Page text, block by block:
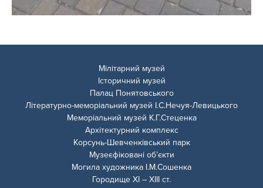
Мілітарний музей
Історичний музей
Палац Понятовського
Літературно-меморіальний музей І.С.Нечуя-Левицького
Меморіальний музей К.Г.Стеценка
Архітектурний комплекс
Корсунь-Шевченківський парк
Музеєфіковані об’єкти
Могила художника І.М.Сошенка
Городище ХІ – ХІІІ ст.